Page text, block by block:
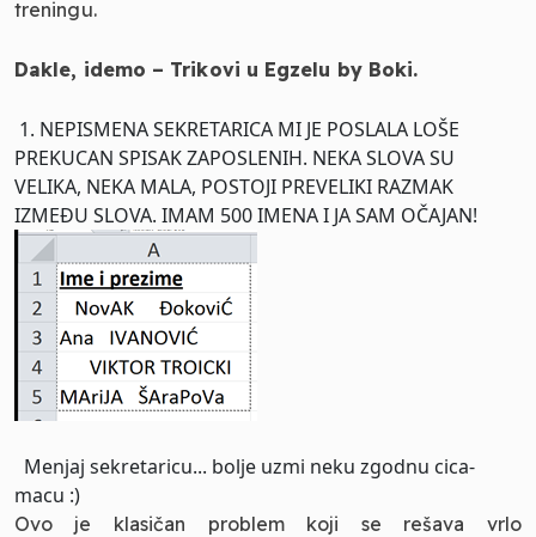
treningu.
Dakle, idemo – Trikovi u Egzelu by Boki.
1. NEPISMENA SEKRETARICA MI JE POSLALA LOŠE
PREKUCAN SPISAK ZAPOSLENIH. NEKA SLOVA SU
VELIKA, NEKA MALA, POSTOJI PREVELIKI RAZMAK
IZMEĐU SLOVA. IMAM 500 IMENA I JA SAM OČAJAN!
Menjaj sekretaricu... bolje uzmi neku zgodnu cica-
macu :)
Ovo je klasičan problem koji se rešava vrlo